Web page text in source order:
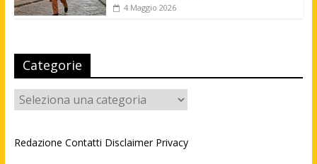
4 Maggio 2026
Categorie
Categorie
Redazione Contatti Disclaimer Privacy